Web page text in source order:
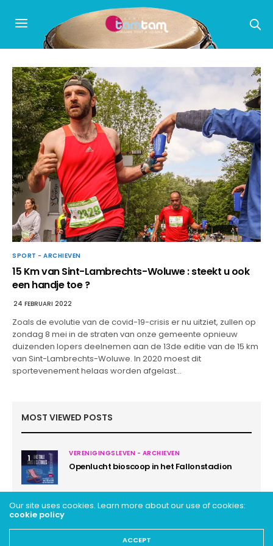
SPORT - ARCHIEVEN
15 Km van Sint-Lambrechts-Woluwe : steekt u ook
een handje toe ?
24 FEBRUARI 2022
Zoals de evolutie van de covid-19-crisis er nu uitziet, zullen op
zondag 8 mei in de straten van onze gemeente opnieuw
duizenden lopers deelnemen aan de 13de editie van de 15 km
van Sint-Lambrechts-Woluwe. In 2020 moest dit
sportevenement helaas worden afgelast…
MOST VIEWED POSTS
1 VERENIGINGSLEVEN - ARCHIEVEN
Openlucht bioscoop in het Fallonstadion
Our site uses cookies. Learn more about our use of cookies:
cookie policy
ACCEPT